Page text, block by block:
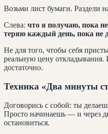
Возьми лист бумаги. Раздели
Слева: что я получаю, пока
теряю каждый день, пока не
Не для того, чтобы себя
реальную цену откладывания.
достаточно.
Техника «Два минуты
Договорись с собой: ты
Просто начинаешь — и через
остановиться.